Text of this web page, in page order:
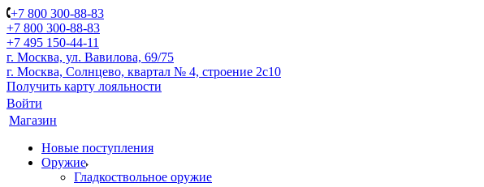
+7 800 300-88-83
+7 800 300-88-83
+7 495 150-44-11
г. Москва, ул. Вавилова, 69/75
г. Москва, Солнцево, квартал № 4, строение 2с10
Получить карту лояльности
Войти
Магазин
Новые поступления
Оружие
Гладкоствольное оружие